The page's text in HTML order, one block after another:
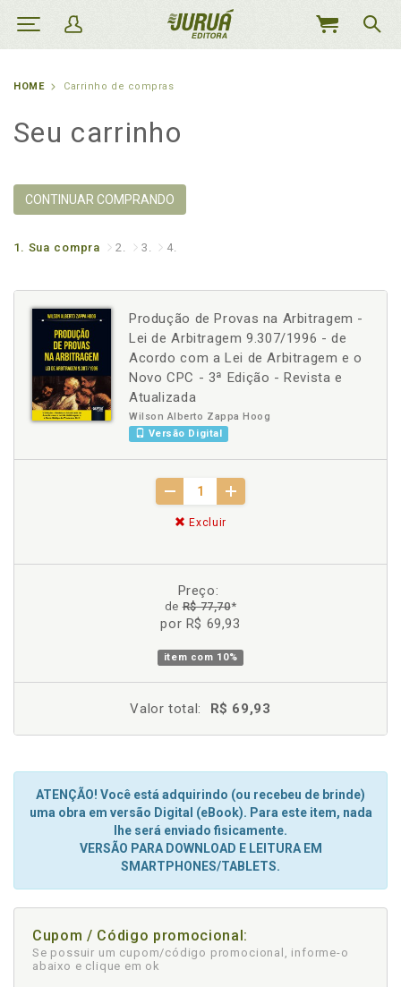
MEU
HOME Carrinho de compras
Seu carrinho
CONTINUAR COMPRANDO
1. Sua compra 2. 3. 4.
Produção de Provas na Arbitragem -
Lei de Arbitragem 9.307/1996 - de
Acordo com a Lei de Arbitragem e o
Novo CPC - 3ª Edição - Revista e
Atualizada
Wilson Alberto Zappa Hoog
Versão Digital
Excluir
Preço:
deR$ 77,70*
por R$ 69,93
item com 10%
Valor total: R$ 69,93
ATENÇÃO! Você está adquirindo (ou recebeu de brinde)
uma obra em versão Digital (eBook). Para este item, nada
lhe será enviado fisicamente.
VERSÃO PARA DOWNLOAD E LEITURA EM
SMARTPHONES/TABLETS.
Cupom / Código promocional:
Se possuir um cupom/código promocional, informe-o
abaixo e clique em ok